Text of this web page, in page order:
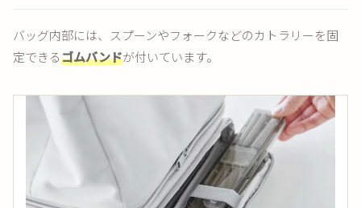
バッグ内部には、スプーンやフォークなどのカトラリーを固
定できるゴムバンドが付いています。